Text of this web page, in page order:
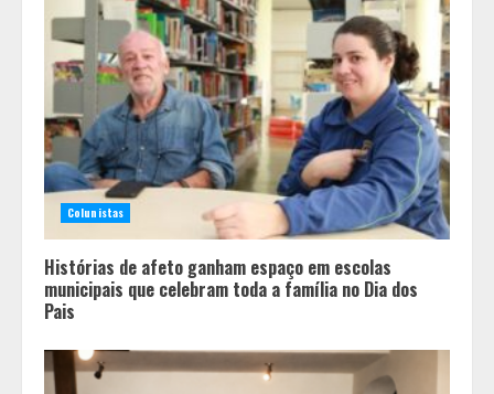
Colunistas
Histórias de afeto ganham espaço em escolas
municipais que celebram toda a família no Dia dos
Pais